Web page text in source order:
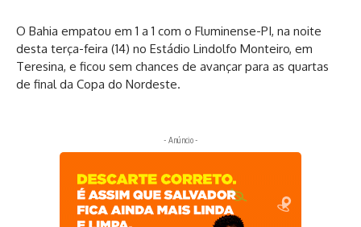
O Bahia empatou em 1 a 1 com o Fluminense-PI, na noite
desta terça-feira (14) no Estádio Lindolfo Monteiro, em
Teresina, e ficou sem chances de avançar para as quartas
de final da Copa do Nordeste.
- Anúncio -